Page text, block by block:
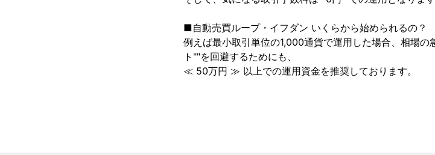
■自動売買ループ・イフダン いくらから始められるの？
例えば最小取引単位の1,000通貨で運用した場合、相場
ト""を回避するためにも、
≪ 50万円 ≫ 以上での運用資金を推奨しております。